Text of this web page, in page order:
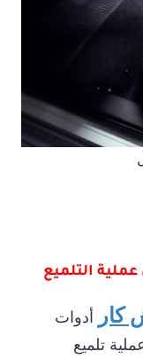
التلميع
كار
أدوات
تلميع